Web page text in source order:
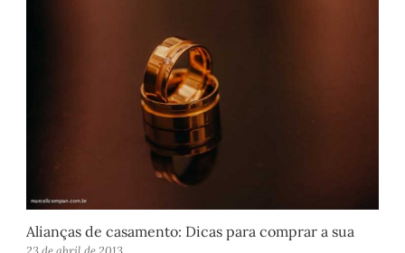
Alianças de casamento: Dicas para comprar a sua